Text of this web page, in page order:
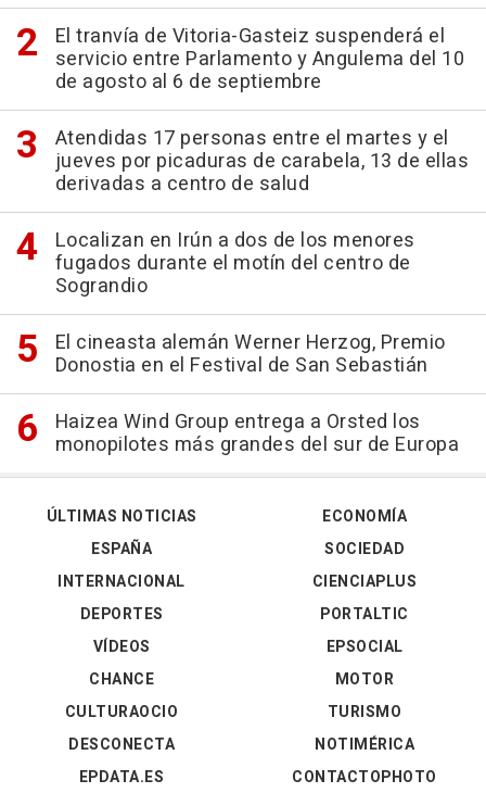
El tranvía de Vitoria-Gasteiz suspenderá el
servicio entre Parlamento y Angulema del 10
de agosto al 6 de septiembre
Atendidas 17 personas entre el martes y el
jueves por picaduras de carabela, 13 de ellas
derivadas a centro de salud
Localizan en Irún a dos de los menores
fugados durante el motín del centro de
Sograndio
El cineasta alemán Werner Herzog, Premio
Donostia en el Festival de San Sebastián
Haizea Wind Group entrega a Orsted los
monopilotes más grandes del sur de Europa
ÚLTIMAS NOTICIAS
ESPAÑA
INTERNACIONAL
DEPORTES
VÍDEOS
ECONOMÍA
SOCIEDAD
CIENCIAPLUS
PORTALTIC
EPSOCIAL
CHANCE
CULTURAOCIO
DESCONECTA
EPDATA.ES
MOTOR
TURISMO
NOTIMÉRICA
CONTACTOPHOTO